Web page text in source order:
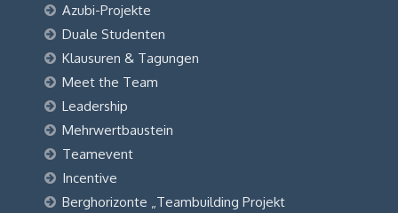
Azubi-Projekte
Duale Studenten
Klausuren & Tagungen
Meet the Team
Leadership
Mehrwertbaustein
Teamevent
Incentive
Berghorizonte „Teambuilding Projekt